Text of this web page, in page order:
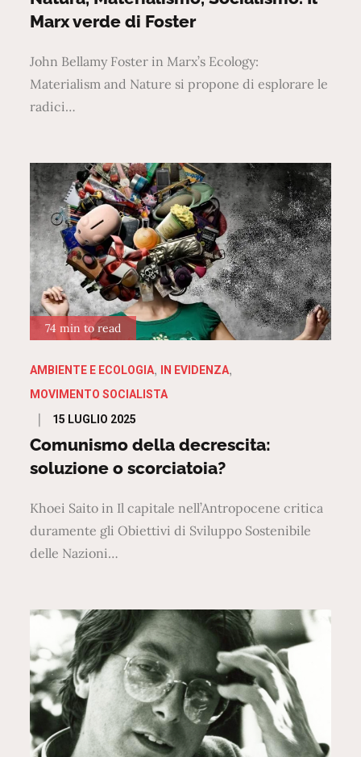
Marx verde di Foster
John Bellamy Foster in Marx’s Ecology:
Materialism and Nature si propone di esplorare le
radici…
74 min to read
AMBIENTE E ECOLOGIA
IN EVIDENZA
MOVIMENTO SOCIALISTA
Posted
on
15 LUGLIO 2025
Comunismo della decrescita:
soluzione o scorciatoia?
Khoei Saito in Il capitale nell’Antropocene critica
duramente gli Obiettivi di Sviluppo Sostenibile
delle Nazioni…